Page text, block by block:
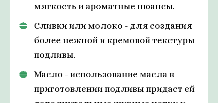
мягкость и ароматные нюансы.
Сливки или молоко - для создания
более нежной и кремовой текстуры
подливы.
Масло - использование масла в
приготовлении подливы придаст ей